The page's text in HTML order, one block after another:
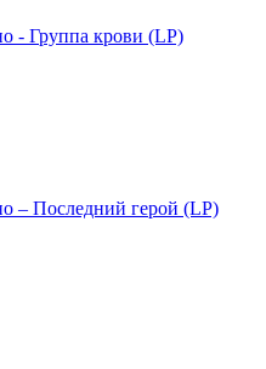
- Группа крови (LP)
– Последний герой (LP)